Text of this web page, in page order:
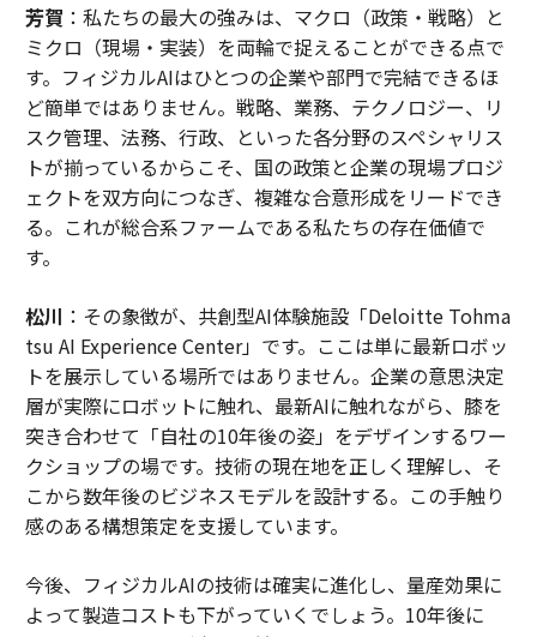
芳賀 ：私たちの最大の強みは、マクロ（政策・戦略）と
ミクロ（現場・実装）を両輪で捉えることができる点で
す。フィジカルAIはひとつの企業や部門で完結できるほ
ど簡単ではありません。戦略、業務、テクノロジー、リ
スク管理、法務、行政、といった各分野のスペシャリス
トが揃っているからこそ、国の政策と企業の現場プロジ
ェクトを双方向につなぎ、複雑な合意形成をリードでき
る。これが総合系ファームである私たちの存在価値で
す。
松川 ：その象徴が、共創型AI体験施設「Deloitte Tohma
tsu AI Experience Center」です。ここは単に最新ロボッ
トを展示している場所ではありません。企業の意思決定
層が実際にロボットに触れ、最新AIに触れながら、膝を
突き合わせて「自社の10年後の姿」をデザインするワー
クショップの場です。技術の現在地を正しく理解し、そ
こから数年後のビジネスモデルを設計する。この手触り
感のある構想策定を支援しています。
今後、フィジカルAIの技術は確実に進化し、量産効果に
よって製造コストも下がっていくでしょう。10年後に